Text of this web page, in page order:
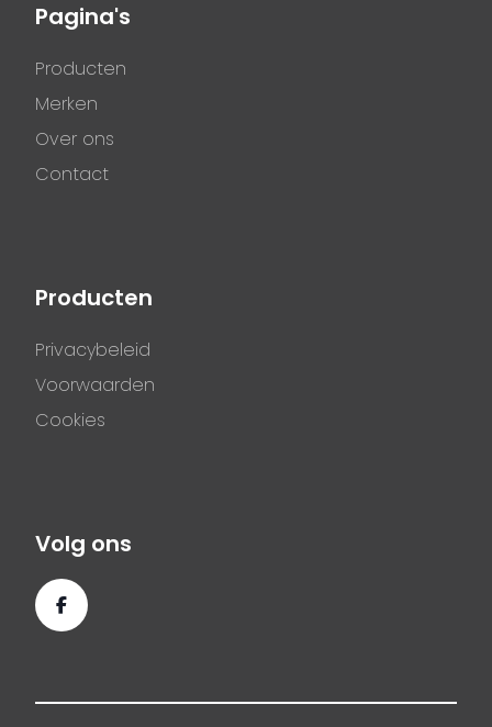
Pagina's
Producten
Merken
Over ons
Contact
Producten
Privacybeleid
Voorwaarden
Cookies
Volg ons